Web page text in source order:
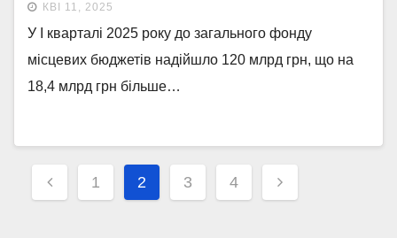
КВІ 11, 2025
У I кварталі 2025 року до загального фонду
місцевих бюджетів надійшло 120 млрд грн, що на
18,4 млрд грн більше…
Навігація
записів
1 2 3 4